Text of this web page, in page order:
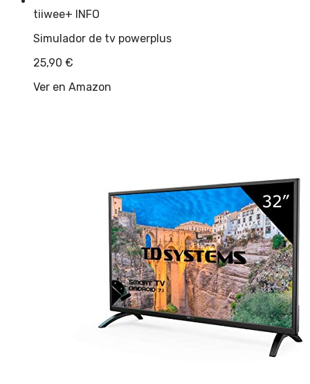
tiiwee+ INFO
Simulador de tv powerplus
25,90 €
Ver en Amazon